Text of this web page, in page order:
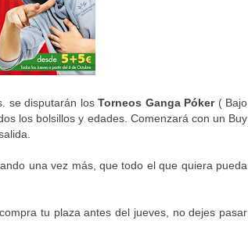
se disputarán losTorneos Ganga Póker( Bajo
los bolsillos y edades. Comenzará con un Buy
una vez más, que todo el que quiera pueda
tu plaza antes del jueves, no dejes pasar